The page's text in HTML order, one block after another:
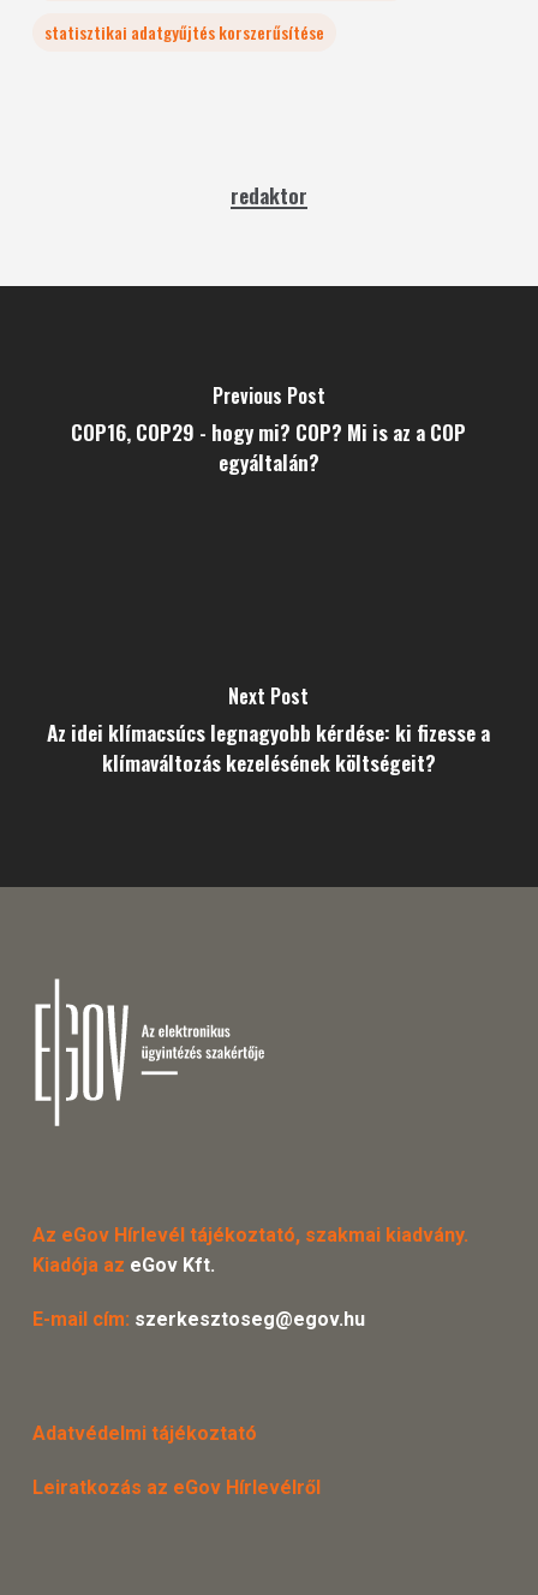
statisztikai adatgyűjtés korszerűsítése
redaktor
Previous Post
COP16, COP29 - hogy mi? COP? Mi is az a COP
egyáltalán?
Next Post
Az idei klímacsúcs legnagyobb kérdése: ki fizesse a
klímaváltozás kezelésének költségeit?
Az eGov Hírlevél tájékoztató, szakmai kiadvány.
Kiadója az eGov Kft.
E-mail cím: szerkesztoseg@egov.hu
Adatvédelmi tájékoztató
Leiratkozás az eGov Hírlevélről